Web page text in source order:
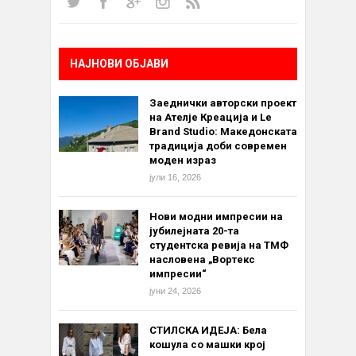
НАЈНОВИ ОБЈАВИ
Заеднички авторски проект
на Ателје Креација и Le
Brand Studio: Македонската
традиција доби современ
моден израз
јули 16, 2026
Нови модни импресии на
јубилејната 20-та
студентска ревија на ТМФ
насловена „Вортекс
импресии“
јуни 24, 2026
СТИЛСКА ИДЕЈА: Бела
кошула со машки крој